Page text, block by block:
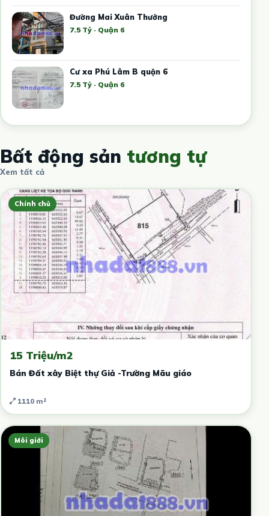
Đường Mai Xuân Thưởng
7.5 Tỷ · Quận 6
Cư xa Phú Lâm B quận 6
7.5 Tỷ · Quận 6
Bất động sản tương tự
Xem tất cả
Chính chủ
15 Triệu/m2
Bán Đất xây Biệt thự Giả -Trường Mãu giáo
1110 m²
Môi giới